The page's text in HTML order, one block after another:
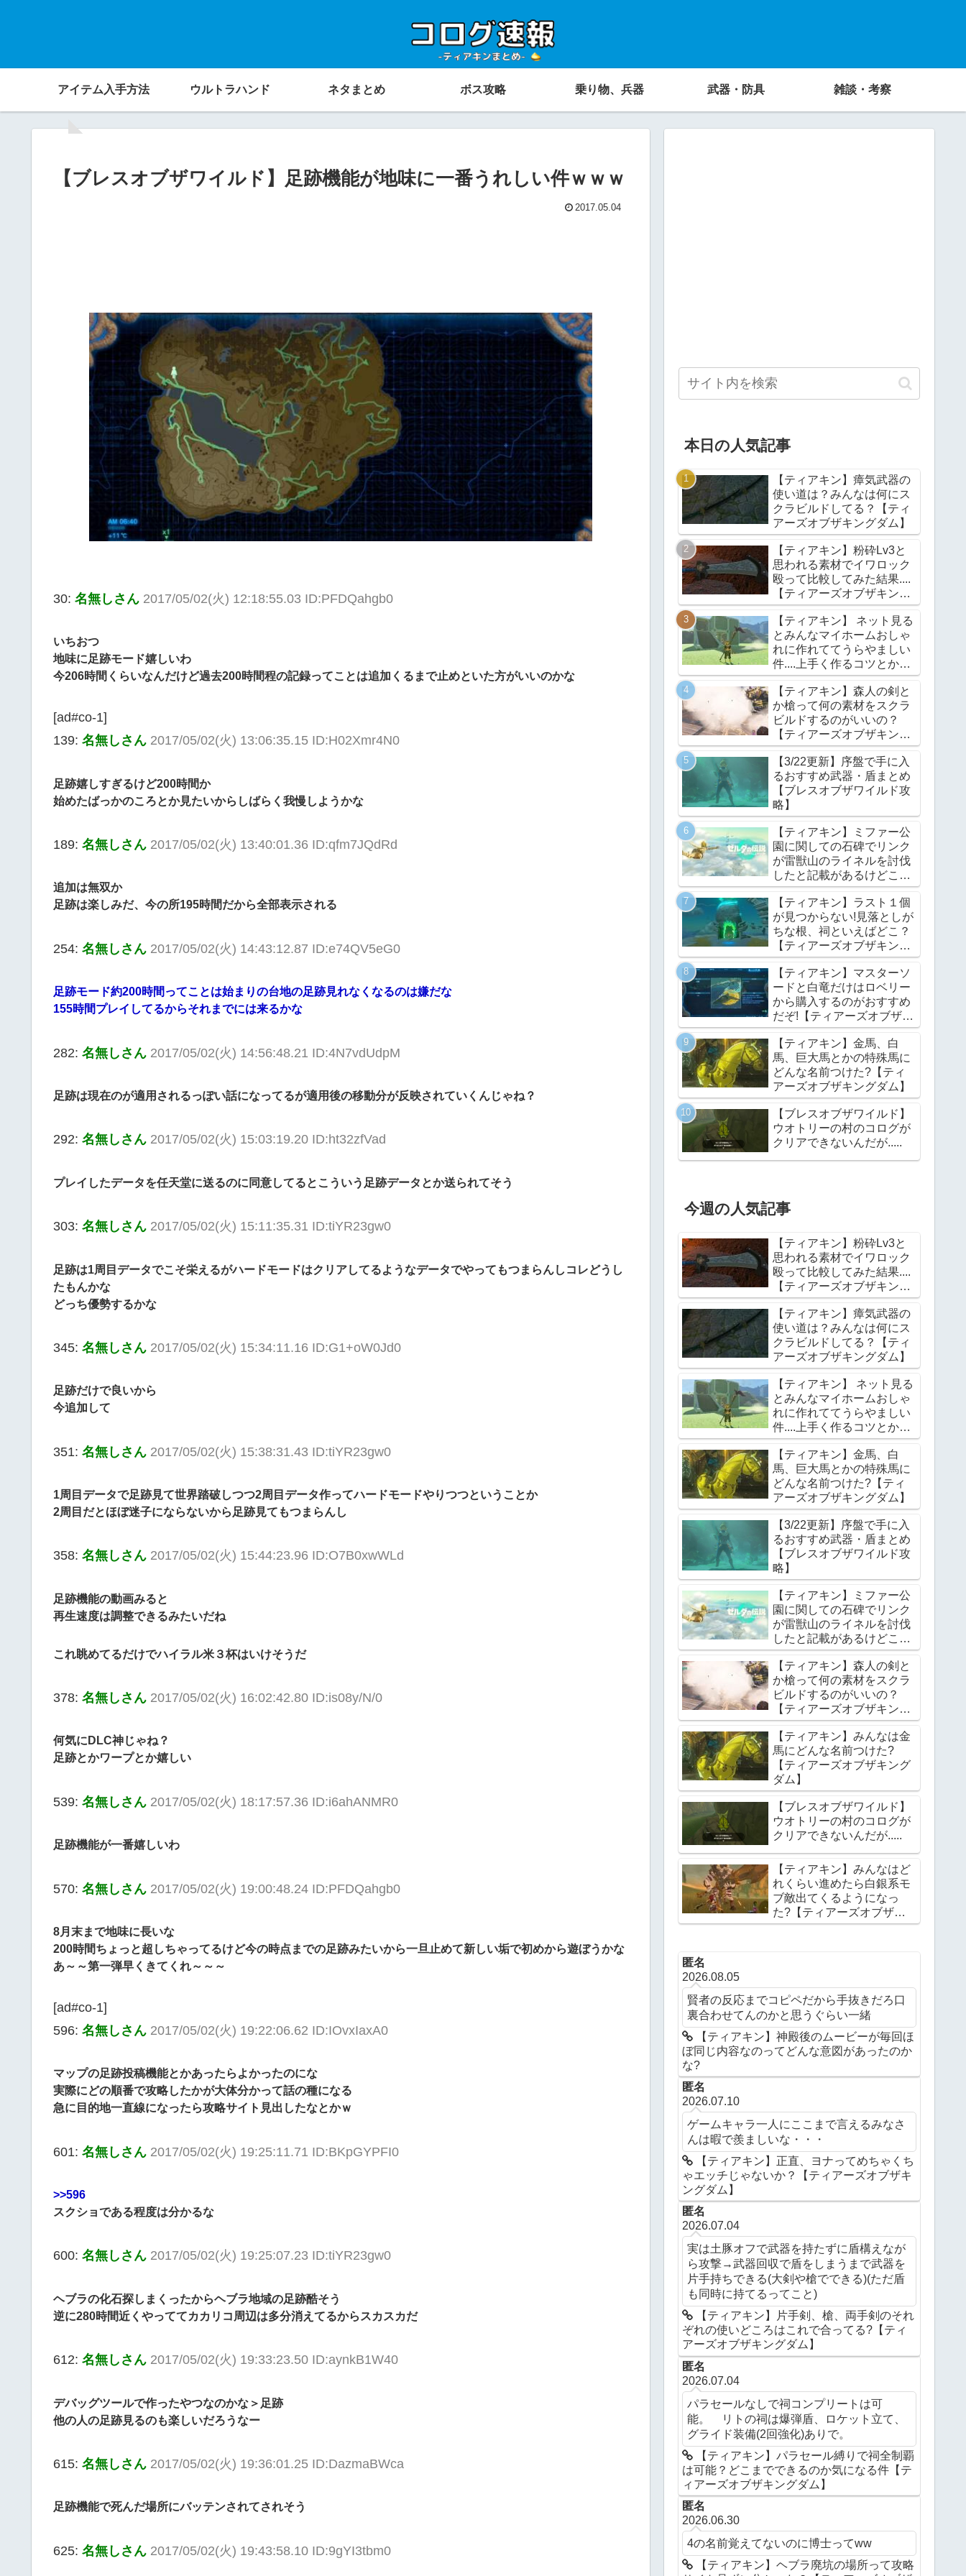
アイテム入手方法 ウルトラハンド ネタまとめ ボス攻略 乗り物、兵器 武器・防具 雑談・考察
【ブレスオブザワイルド】足跡機能が地味に一番うれしい件ｗｗｗ
2017.05.04
30: 名無しさん 2017/05/02(火) 12:18:55.03 ID:PFDQahgb0
いちおつ
地味に足跡モード嬉しいわ
今206時間くらいなんだけど過去200時間程の記録ってことは追加くるまで止めといた方がいいのかな
[ad#co-1]
139: 名無しさん 2017/05/02(火) 13:06:35.15 ID:H02Xmr4N0
足跡嬉しすぎるけど200時間か
始めたばっかのころとか見たいからしばらく我慢しようかな
189: 名無しさん 2017/05/02(火) 13:40:01.36 ID:qfm7JQdRd
追加は無双か
足跡は楽しみだ、今の所195時間だから全部表示される
254: 名無しさん 2017/05/02(火) 14:43:12.87 ID:e74QV5eG0
足跡モード約200時間ってことは始まりの台地の足跡見れなくなるのは嫌だな
155時間プレイしてるからそれまでには来るかな
282: 名無しさん 2017/05/02(火) 14:56:48.21 ID:4N7vdUdpM
足跡は現在のが適用されるっぽい話になってるが適用後の移動分が反映されていくんじゃね？
292: 名無しさん 2017/05/02(火) 15:03:19.20 ID:ht32zfVad
プレイしたデータを任天堂に送るのに同意してるとこういう足跡データとか送られてそう
303: 名無しさん 2017/05/02(火) 15:11:35.31 ID:tiYR23gw0
足跡は1周目データでこそ栄えるがハードモードはクリアしてるようなデータでやってもつまらんしコレどうし
たもんかな
どっち優勢するかな
345: 名無しさん 2017/05/02(火) 15:34:11.16 ID:G1+oW0Jd0
足跡だけで良いから
今追加して
351: 名無しさん 2017/05/02(火) 15:38:31.43 ID:tiYR23gw0
1周目データで足跡見て世界踏破しつつ2周目データ作ってハードモードやりつつということか
2周目だとほぼ迷子にならないから足跡見てもつまらんし
358: 名無しさん 2017/05/02(火) 15:44:23.96 ID:O7B0xwWLd
足跡機能の動画みると
再生速度は調整できるみたいだね
これ眺めてるだけでハイラル米３杯はいけそうだ
378: 名無しさん 2017/05/02(火) 16:02:42.80 ID:is08y/N/0
何気にDLC神じゃね？
足跡とかワープとか嬉しい
539: 名無しさん 2017/05/02(火) 18:17:57.36 ID:i6ahANMR0
足跡機能が一番嬉しいわ
570: 名無しさん 2017/05/02(火) 19:00:48.24 ID:PFDQahgb0
8月末まで地味に長いな
200時間ちょっと超しちゃってるけど今の時点までの足跡みたいから一旦止めて新しい垢で初めから遊ぼうかな
あ～～第一弾早くきてくれ～～～
[ad#co-1]
596: 名無しさん 2017/05/02(火) 19:22:06.62 ID:IOvxIaxA0
マップの足跡投稿機能とかあったらよかったのにな
実際にどの順番で攻略したかが大体分かって話の種になる
急に目的地一直線になったら攻略サイト見出したなとかｗ
601: 名無しさん 2017/05/02(火) 19:25:11.71 ID:BKpGYPFI0
>>596
スクショである程度は分かるな
600: 名無しさん 2017/05/02(火) 19:25:07.23 ID:tiYR23gw0
ヘブラの化石探しまくったからヘブラ地域の足跡酷そう
逆に280時間近くやっててカカリコ周辺は多分消えてるからスカスカだ
612: 名無しさん 2017/05/02(火) 19:33:23.50 ID:aynkB1W40
デバッグツールで作ったやつなのかな＞足跡
他の人の足跡見るのも楽しいだろうなー
615: 名無しさん 2017/05/02(火) 19:36:01.25 ID:DazmaBWca
足跡機能で死んだ場所にバッテンされてされそう
625: 名無しさん 2017/05/02(火) 19:43:58.10 ID:9gYI3tbm0
本日の人気記事
【ティアキン】瘴気武器の
使い道は？みんなは何にス
クラビルドしてる？【ティ
アーズオブザキングダム】
【ティアキン】粉砕Lv3と
思われる素材でイワロック
殴って比較してみた結果....
【ティアーズオブザキング
ダム】
【ティアキン】 ネット見る
とみんなマイホームおしゃ
れに作れててうらやましい
件....上手く作るコツとかあ
る？【ティアーズオブザキ
ングダム】
【ティアキン】森人の剣と
か槍って何の素材をスクラ
ビルドするのがいいの？
【ティアーズオブザキング
ダム】
【3/22更新】序盤で手に入
るおすすめ武器・盾まとめ
【ブレスオブザワイルド攻
略】
【ティアキン】ミファー公
園に関しての石碑でリンク
が雷獣山のライネルを討伐
したと記載があるけどこれ
っていつの話?【ティアー
ズオブザキングダム】
【ティアキン】ラスト１個
が見つからない!見落としが
ちな根、祠といえばどこ？
【ティアーズオブザキング
ダム】
【ティアキン】マスターソ
ードと白竜だけはロベリー
から購入するのがおすすめ
だぞ!【ティアーズオブザキ
ングダム】
【ティアキン】金馬、白
馬、巨大馬とかの特殊馬に
どんな名前つけた?【ティ
アーズオブザキングダム】
【ブレスオブザワイルド】
ウオトリーの村のコログが
クリアできないんだが.....
今週の人気記事
【ティアキン】粉砕Lv3と
思われる素材でイワロック
殴って比較してみた結果....
【ティアーズオブザキング
ダム】
【ティアキン】瘴気武器の
使い道は？みんなは何にス
クラビルドしてる？【ティ
アーズオブザキングダム】
【ティアキン】 ネット見る
とみんなマイホームおしゃ
れに作れててうらやましい
件....上手く作るコツとかあ
る？【ティアーズオブザキ
ングダム】
【ティアキン】金馬、白
馬、巨大馬とかの特殊馬に
どんな名前つけた?【ティ
アーズオブザキングダム】
【3/22更新】序盤で手に入
るおすすめ武器・盾まとめ
【ブレスオブザワイルド攻
略】
【ティアキン】ミファー公
園に関しての石碑でリンク
が雷獣山のライネルを討伐
したと記載があるけどこれ
っていつの話?【ティアー
ズオブザキングダム】
【ティアキン】森人の剣と
か槍って何の素材をスクラ
ビルドするのがいいの？
【ティアーズオブザキング
ダム】
【ティアキン】みんなは金
馬にどんな名前つけた?
【ティアーズオブザキング
ダム】
【ブレスオブザワイルド】
ウオトリーの村のコログが
クリアできないんだが.....
【ティアキン】みんなはど
れくらい進めたら白銀系モ
ブ敵出てくるようになっ
た?【ティアーズオブザキ
ングダム】
匿名
2026.08.05
賢者の反応までコピペだから手抜きだろ口
裏合わせてんのかと思うぐらい一緒
【ティアキン】神殿後のムービーが毎回ほ
ぼ同じ内容なのってどんな意図があったのか
な?
匿名
2026.07.10
ゲームキャラ一人にここまで言えるみなさ
んは暇で羨ましいな・・・
【ティアキン】正直、ヨナってめちゃくち
ゃエッチじゃないか？【ティアーズオブザキ
ングダム】
匿名
2026.07.04
実は土豚オフで武器を持たずに盾構えなが
ら攻撃→武器回収で盾をしまうまで武器を
片手持ちできる(大剣や槍でできる)(ただ盾
も同時に持てるってこと)
【ティアキン】片手剣、槍、両手剣のそれ
ぞれの使いどころはこれで合ってる?【ティ
アーズオブザキングダム】
匿名
2026.07.04
パラセールなしで祠コンプリートは可
能。 リトの祠は爆弾盾、ロケット立て、
グライド装備(2回強化)ありで。
【ティアキン】パラセール縛りで祠全制覇
は可能？どこまでできるのか気になる件【テ
ィアーズオブザキングダム】
匿名
2026.06.30
4の名前覚えてないのに博士ってww
【ティアキン】ヘブラ廃坑の場所って攻略